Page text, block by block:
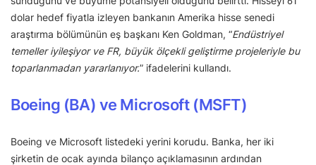
dolar hedef fiyatla izleyen bankanın Amerika hisse senedi
araştırma bölümünün eş başkanı Ken Goldman, “Endüstriyel
temeller iyileşiyor ve FR, büyük ölçekli geliştirme projeleriyle bu
toparlanmadan yararlanıyor.” ifadelerini kullandı.
Boeing (BA) ve Microsoft (MSFT)
Boeing ve Microsoft listedeki yerini korudu. Banka, her iki
şirketin de ocak ayında bilanço açıklamasının ardından